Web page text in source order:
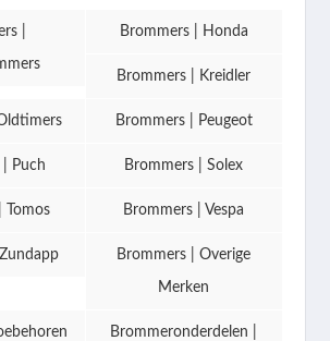
| Brommers | Honda
Brommers | Kreidler
Brommers | Peugeot
| Puch Brommers | Solex
Tomos Brommers | Vespa
Brommers | Overige
Merken
Brommeronderdelen |